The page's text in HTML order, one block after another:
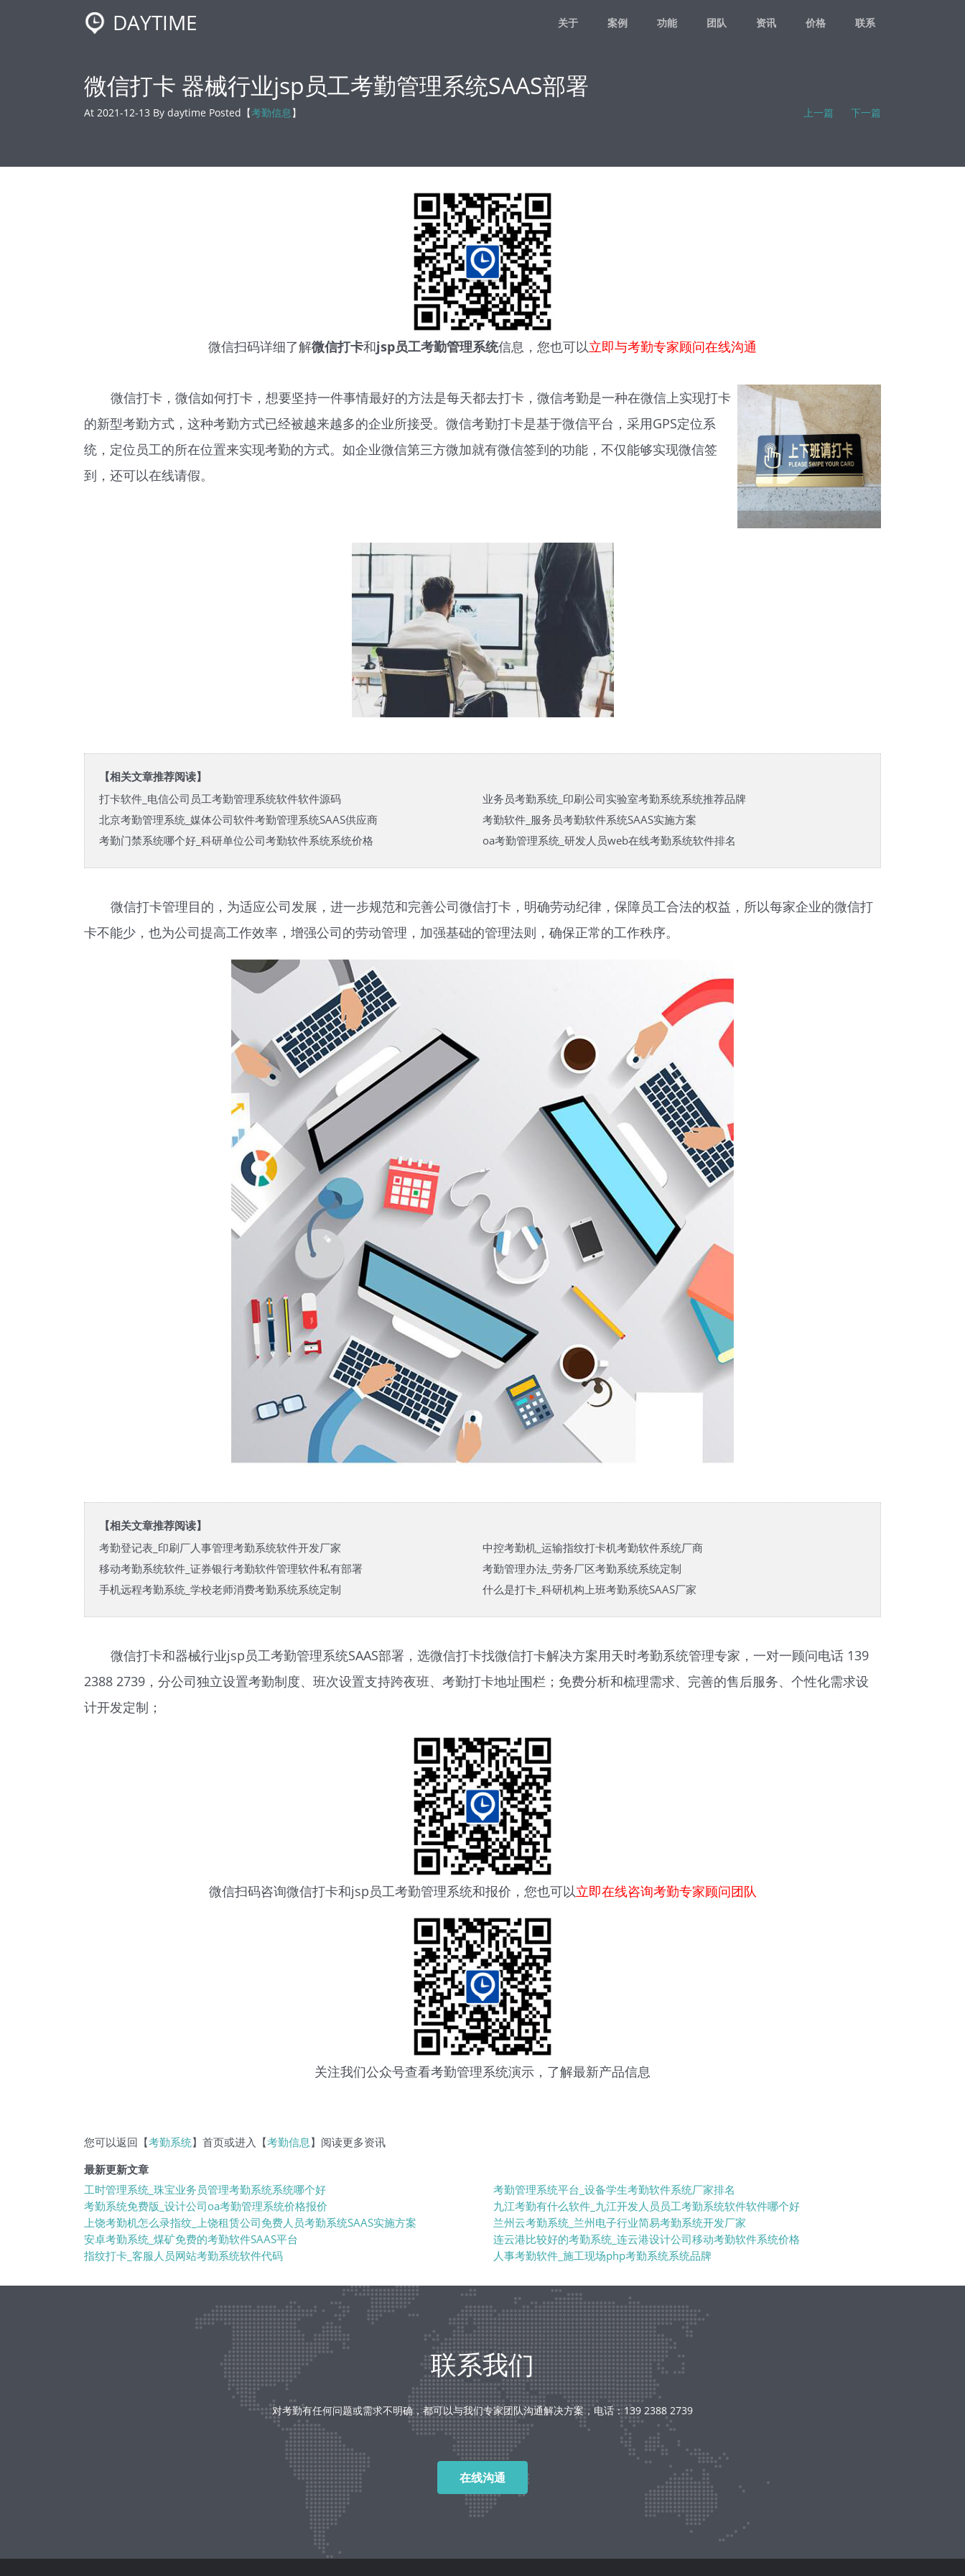
DAYTIME 关于 案例 功能 团队 资讯 价格 联系
微信打卡 器械行业jsp员工考勤管理系统SAAS部署
At 2021-12-13 By daytime Posted【考勤信息】 上一篇 下一篇
微信扫码详细了解微信打卡和jsp员工考勤管理系统信息，您也可以立即与考勤专家顾问在线沟通
微信打卡，微信如何打卡，想要坚持一件事情最好的方法是每天都去打卡，微信考勤是一种在微信上实现打卡
的新型考勤方式，这种考勤方式已经被越来越多的企业所接受。微信考勤打卡是基于微信平台，采用GPS定位系
统，定位员工的所在位置来实现考勤的方式。如企业微信第三方微加就有微信签到的功能，不仅能够实现微信签
到，还可以在线请假。
【相关文章推荐阅读】
打卡软件_电信公司员工考勤管理系统软件软件源码
业务员考勤系统_印刷公司实验室考勤系统系统推荐品牌
北京考勤管理系统_媒体公司软件考勤管理系统SAAS供应商
考勤软件_服务员考勤软件系统SAAS实施方案
考勤门禁系统哪个好_科研单位公司考勤软件系统系统价格
oa考勤管理系统_研发人员web在线考勤系统软件排名
微信打卡管理目的，为适应公司发展，进一步规范和完善公司微信打卡，明确劳动纪律，保障员工合法的权益，所以每家企业的微信打
卡不能少，也为公司提高工作效率，增强公司的劳动管理，加强基础的管理法则，确保正常的工作秩序。
【相关文章推荐阅读】
考勤登记表_印刷厂人事管理考勤系统软件开发厂家
中控考勤机_运输指纹打卡机考勤软件系统厂商
移动考勤系统软件_证券银行考勤软件管理软件私有部署
考勤管理办法_劳务厂区考勤系统系统定制
手机远程考勤系统_学校老师消费考勤系统系统定制
什么是打卡_科研机构上班考勤系统SAAS厂家
微信打卡和器械行业jsp员工考勤管理系统SAAS部署，选微信打卡找微信打卡解决方案用天时考勤系统管理专家，一对一顾问电话 139
2388 2739，分公司独立设置考勤制度、班次设置支持跨夜班、考勤打卡地址围栏；免费分析和梳理需求、完善的售后服务、个性化需求设
计开发定制；
微信扫码咨询微信打卡和jsp员工考勤管理系统和报价，您也可以立即在线咨询考勤专家顾问团队
关注我们公众号查看考勤管理系统演示，了解最新产品信息
您可以返回【考勤系统】首页或进入【考勤信息】阅读更多资讯
最新更新文章
工时管理系统_珠宝业务员管理考勤系统系统哪个好
考勤管理系统平台_设备学生考勤软件系统厂家排名
考勤系统免费版_设计公司oa考勤管理系统价格报价
九江考勤有什么软件_九江开发人员员工考勤系统软件软件哪个好
上饶考勤机怎么录指纹_上饶租赁公司免费人员考勤系统SAAS实施方案
兰州云考勤系统_兰州电子行业简易考勤系统开发厂家
安卓考勤系统_煤矿免费的考勤软件SAAS平台
连云港比较好的考勤系统_连云港设计公司移动考勤软件系统价格
指纹打卡_客服人员网站考勤系统软件代码
人事考勤软件_施工现场php考勤系统系统品牌
联系我们
对考勤有任何问题或需求不明确，都可以与我们专家团队沟通解决方案，电话：139 2388 2739
在线沟通